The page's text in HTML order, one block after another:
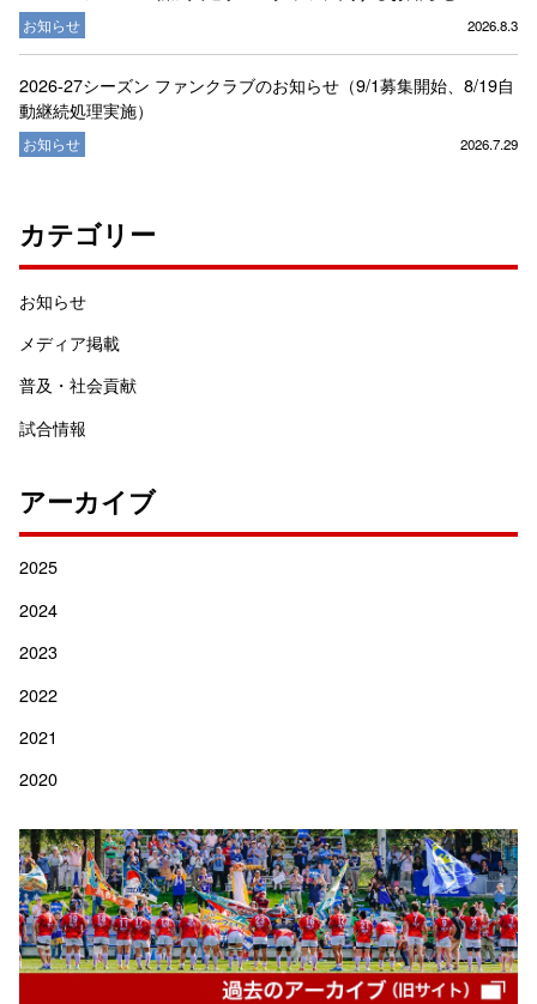
お知らせ 2026.8.3
2026-27シーズン ファンクラブのお知らせ（9/1募集開始、8/19自
動継続処理実施）
お知らせ 2026.7.29
カテゴリー
お知らせ
メディア掲載
普及・社会貢献
試合情報
アーカイブ
2025
2024
2023
2022
2021
2020